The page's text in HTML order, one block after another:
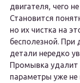
двигателя, чего
Становится
но их чистка на
бесполезной. При
детали нередко
Промывка удалит
параметры уже не